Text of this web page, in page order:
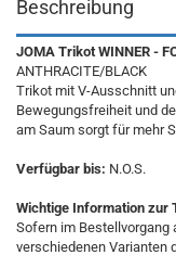
Beschreibung
JOMA Trikot WINNER -
ANTHRACITE/BLACK
Trikot mit V-Ausschnitt
Bewegungsfreiheit und
am Saum sorgt für mehr
Verfügbar bis: N.O.S.
Wichtige Information zur
Sofern im Bestellvorgang
verschiedenen Varianten